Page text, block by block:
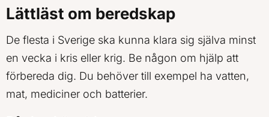
Lättläst om beredskap
De flesta i Sverige ska kunna klara sig själva minst
en vecka i kris eller krig. Be någon om hjälp att
förbereda dig. Du behöver till exempel ha vatten,
mat, mediciner och batterier.